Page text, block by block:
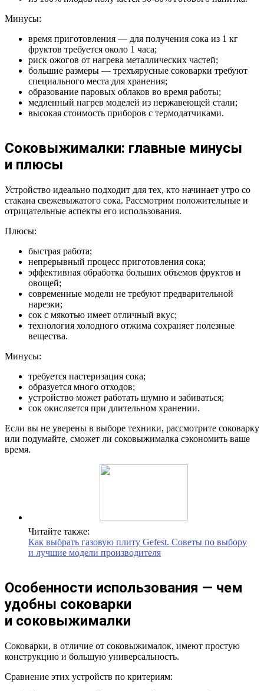
Минусы:
время приготовления — для получения сока из 1 кг
фруктов требуется около 1 часа;
риск ожогов от нагрева металлических частей;
большие размеры — трехъярусные соковарки требуют
специального места для хранения;
образование паровых облаков во время работы;
медленный нагрев моделей из нержавеющей стали;
высокая стоимость приборов с термодатчиками.
Соковыжималки: главные минусы
и плюсы
Устройство идеально подходит для тех, кто начинает утро со
стакана свежевыжатого сока. Рассмотрим положительные и
отрицательные аспекты его использования.
Плюсы:
быстрая работа;
непрерывный процесс приготовления сока;
эффективная обработка больших объемов фруктов и
овощей;
современные модели не требуют предварительной
нарезки;
сок с мякотью имеет отличный вкус;
технология холодного отжима сохраняет полезные
вещества.
Минусы:
требуется пастеризация сока;
образуется много отходов;
устройство может работать шумно и забиваться;
сок окисляется при длительном хранении.
Если вы не уверены в выборе техники, рассмотрите соковарку
или подумайте, сможет ли соковыжималка сэкономить ваше
время.
Читайте также:
Как выбрать газовую плиту Gefest. Советы по выбору
и лучшие модели производителя
Особенности использования — чем
удобны соковарки
и соковыжималки
Соковарки, в отличие от соковыжималок, имеют простую
конструкцию и большую универсальность.
Сравнение этих устройств по критериям: